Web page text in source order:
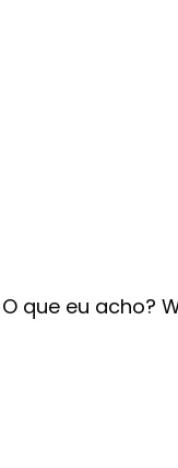
O que eu acho?